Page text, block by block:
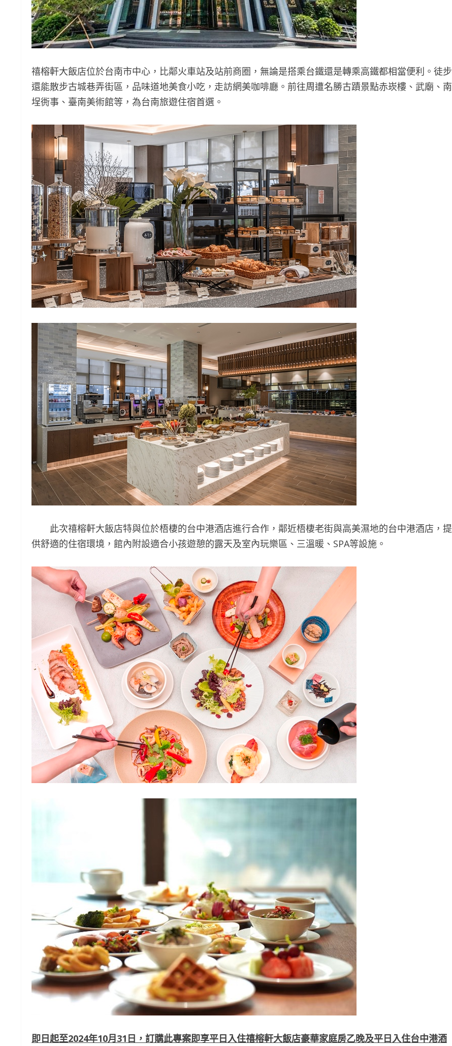
禧榕軒大飯店位於台南市中心，比鄰火車站及站前商圈，無論是搭乘台鐵還是轉乘高鐵都相當便利。徒步
還能散步古城巷弄街區，品味道地美食小吃，走訪網美咖啡廳。前往周遭名勝古蹟景點赤崁樓、武廟、南
埕衖事、臺南美術館等，為台南旅遊住宿首選。
此次禧榕軒大飯店特與位於梧棲的台中港酒店進行合作，鄰近梧棲老街與高美濕地的台中港酒店，提
供舒適的住宿環境，館內附設適合小孩遊憩的露天及室內玩樂區、三溫暖、SPA等設施。
即日起至2024年10月31日，訂購此專案即享平日入住禧榕軒大飯店豪華家庭房乙晚及平日入住台中港酒